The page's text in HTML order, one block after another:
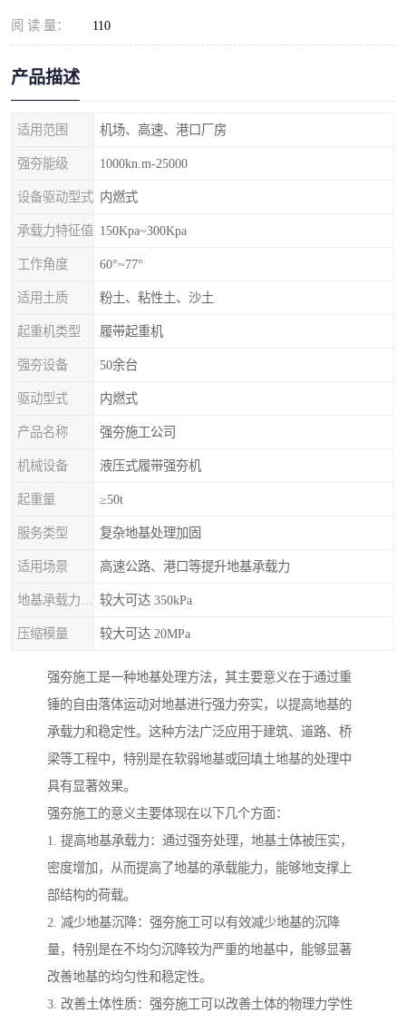
阅 读 量： 110
产品描述
适用范围 机场、高速、港口厂房
强夯能级 1000kn.m-25000
设备驱动型式 内燃式
承载力特征值 150Kpa~300Kpa
工作角度 60°~77°
适用土质 粉土、粘性土、沙土
起重机类型 履带起重机
强夯设备 50余台
驱动型式 内燃式
产品名称 强夯施工公司
机械设备 液压式履带强夯机
起重量 ≥50t
服务类型 复杂地基处理加固
适用场景 高速公路、港口等提升地基承载力
较大可达 350kPa
压缩模量 较大可达 20MPa
强夯施工是一种地基处理方法，其主要意义在于通过重
锤的自由落体运动对地基进行强力夯实，以提高地基的
承载力和稳定性。这种方法广泛应用于建筑、道路、桥
梁等工程中，特别是在软弱地基或回填土地基的处理中
具有显著效果。
强夯施工的意义主要体现在以下几个方面：
1. 提高地基承载力：通过强夯处理，地基土体被压实，
密度增加，从而提高了地基的承载能力，能够地支撑上
部结构的荷载。
2. 减少地基沉降：强夯施工可以有效减少地基的沉降
量，特别是在不均匀沉降较为严重的地基中，能够显著
改善地基的均匀性和稳定性。
3. 改善土体性质：强夯施工可以改善土体的物理力学性